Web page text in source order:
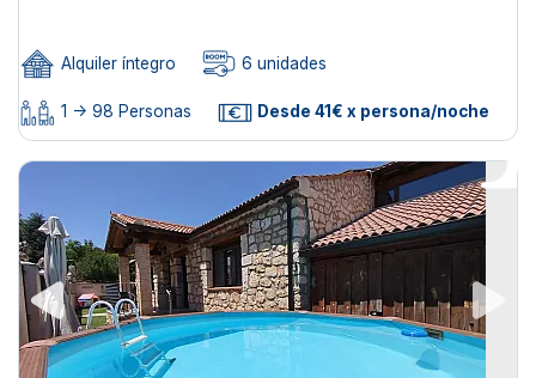
Alquiler íntegro 6 unidades
1 -> 98 Personas Desde 41€ x persona/noche